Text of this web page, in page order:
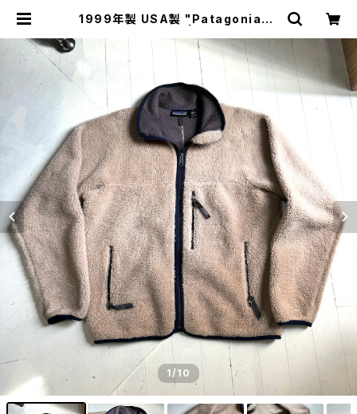
1999年製 USA製 "Patagonia" r
1/10